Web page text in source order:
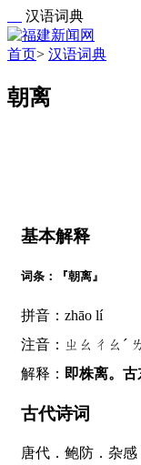
汉语词典
首页> 汉语词典
朝离
基本解释
词条：『朝离』
拼音：zhāo lí
注音：ㄓㄠㄔㄠˊ
解释： 即株离。古
古代诗词
唐代．鲍防．杂感：「五月荔枝初破颜，朝离象郡夕函